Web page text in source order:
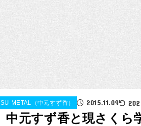
SU-METAL（中元すず香） 2015.11.09
中元すず香と現さくら